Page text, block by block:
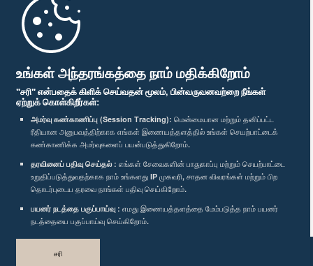
உங்கள் அந்தரங்கத்தை நாம் மதிக்கிறோம்
"சரி" என்பதைக் கிளிக் செய்வதன் மூலம், பின்வருவனவற்றை நீங்கள்
ஏற்றுக் கொள்கிறீர்கள்:
அமர்வு கண்காணிப்பு (Session Tracking): மென்மையான மற்றும் தனிப்பட்ட
ரீதியான அனுபவத்திற்காக எங்கள் இணையத்தளத்தில் உங்கள் செயற்பாட்டைக்
கண்காணிக்க அமர்வுகளைப் பயன்படுத்துகிறோம்.
தரவினைப் பதிவு செய்தல் : எங்கள் சேவைகளின் பாதுகாப்பு மற்றும் செயற்பாட்டை
உறுதிப்படுத்துவதற்காக நாம் உங்களது IP முகவரி, சாதன விவரங்கள் மற்றும் பிற
தொடர்புடைய தரவை நாங்கள் பதிவு செய்கிறோம்.
பயனர் நடத்தை பகுப்பாய்வு : எமது இணையத்தளத்தை மேம்படுத்த நாம் பயனர்
நடத்தையை பகுப்பாய்வு செய்கிறோம்.
சரி
பாராளுமன்ற கையடக்க செயலி
எம்மை பின்தொடர்க :
விருதுகள்
தனியுரிமைக் கொள்கை